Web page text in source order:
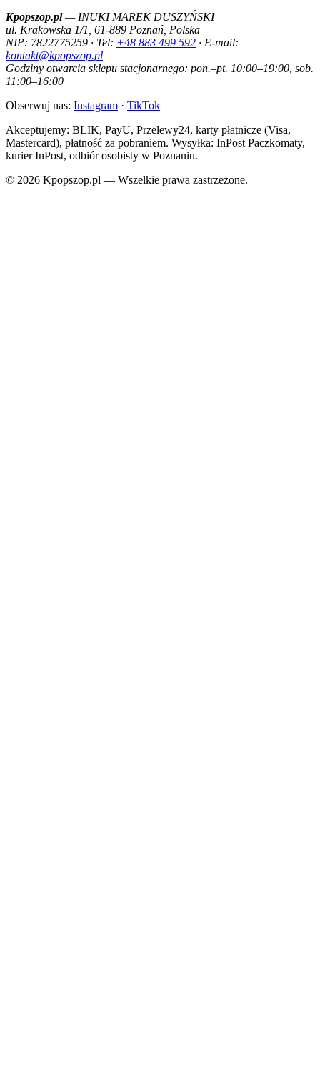
Kpopszop.pl— INUKI MAREK DUSZYŃSKI
ul. Krakowska 1/1, 61-889 Poznań, Polska
NIP: 7822775259 · Tel: +48 883 499 592 · E-mail:
kontakt@kpopszop.pl
Godziny otwarcia sklepu stacjonarnego: pon.–pt. 10:00–19:00, sob.
11:00–16:00
Obserwuj nas: Instagram · TikTok
Akceptujemy: BLIK, PayU, Przelewy24, karty płatnicze (Visa,
Mastercard), płatność za pobraniem. Wysyłka: InPost Paczkomaty,
kurier InPost, odbiór osobisty w Poznaniu.
© 2026 Kpopszop.pl — Wszelkie prawa zastrzeżone.